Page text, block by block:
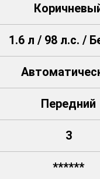
1.6 л / 98 л.с. /
Передний
3
******